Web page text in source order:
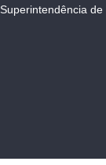
Superintendência